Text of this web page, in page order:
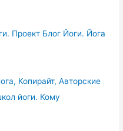
Проект Блог Йоги. Йога
Копирайт, Авторские
йоги. Кому